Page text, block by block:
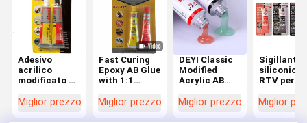
Adesivo
acrilico
modificato da
rapporto di
miscelazione
Miglior prezzo
Fast Curing
Epoxy AB Glue
with 1:1
and High
Shear
Miglior prezzo
DEYI Classic
Modified
Acrylic AB
il legame di
metalli e
Miglior prezzo
Sigillante
siliconico
RTV per
ad alta
Miglior